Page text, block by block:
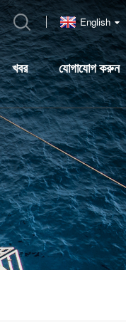
English
খবর যোগাযোগ করুন